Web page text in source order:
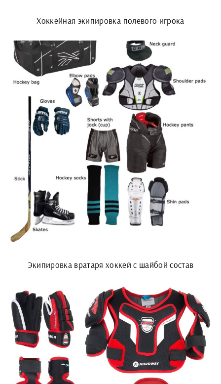
Хоккейная экипировка полевого игрока
Экипировка вратаря хоккей с шайбой состав